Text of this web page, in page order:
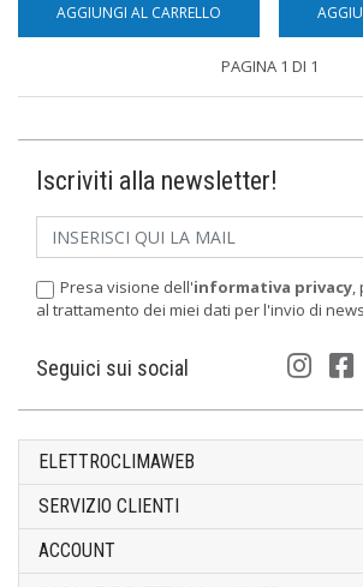
AGGIUNGI AL CARRELLO
PAGINA 1 DI 1
Iscriviti alla newsletter!
Presa visione dell'informativa privacy,
al trattamento dei miei dati per l'invio di
Seguici sui social
ELETTROCLIMAWEB
SERVIZIO CLIENTI
ACCOUNT